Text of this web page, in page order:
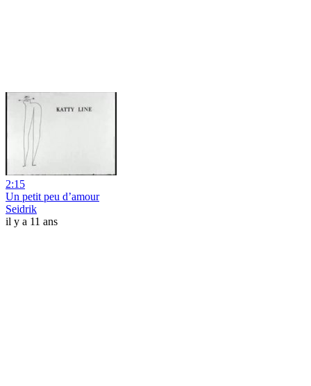
2:15
Un petit peu d’amour
Seidrik
il y a 11 ans